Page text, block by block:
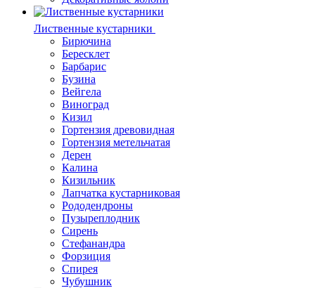
Лиственные кустарники
Бирючина
Бересклет
Барбарис
Бузина
Вейгела
Виноград
Кизил
Гортензия древовидная
Гортензия метельчатая
Дерен
Калина
Кизильник
Лапчатка кустарниковая
Рододендроны
Пузыреплодник
Сирень
Стефанандра
Форзиция
Спирея
Чубушник